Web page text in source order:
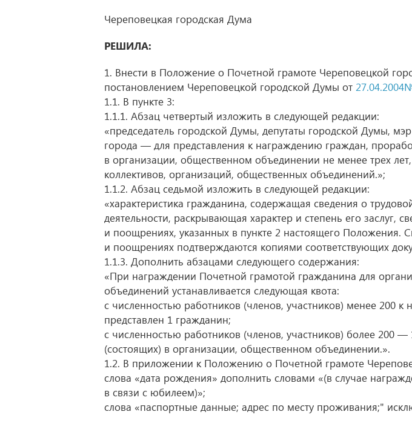
Череповецкая городская Дума
РЕШИЛА:
1. Внести в Положение о Почетной грамоте Череповецкой
постановлением Череповецкой городской Думы от
1.1. В пункте 3:
1.1.1. Абзац четвертый изложить в следующей редакции:
«председатель городской Думы, депутаты городской Думы,
города — для представления к награждению граждан,
в организации, общественном объединении не менее трех
коллективов, организаций, общественных объединений.»;
1.1.2. Абзац седьмой изложить в следующей редакции:
«характеристика гражданина, содержащая сведения о
деятельности, раскрывающая характер и степень его заслуг,
и поощрениях, указанных в пункте 2 настоящего Положения.
и поощрениях подтверждаются копиями соответствующих
1.1.3. Дополнить абзацами следующего содержания:
«При награждении Почетной грамотой гражданина для
объединений устанавливается следующая квота:
с численностью работников (членов, участников) менее 200
представлен 1 гражданин;
с численностью работников (членов, участников) более 200
(состоящих) в организации, общественном объединении.».
1.2. В приложении к Положению о Почетной грамоте
слова «дата рождения» дополнить словами «(в случае
в связи с юбилеем)»;
слова «паспортные данные; адрес по месту проживания;"